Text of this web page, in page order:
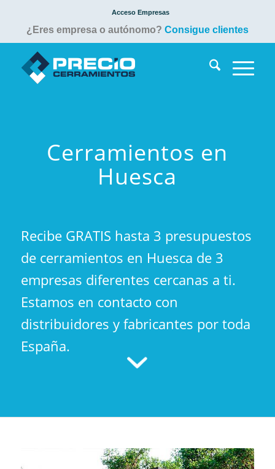
Acceso Empresas
¿Eres empresa o autónomo? Consigue clientes
Cerramientos en
Huesca
Recibe GRATIS hasta 3 presupuestos
de cerramientos en Huesca de 3
empresas diferentes cercanas a ti.
Estamos en contacto con
distribuidores y fabricantes por toda
España.